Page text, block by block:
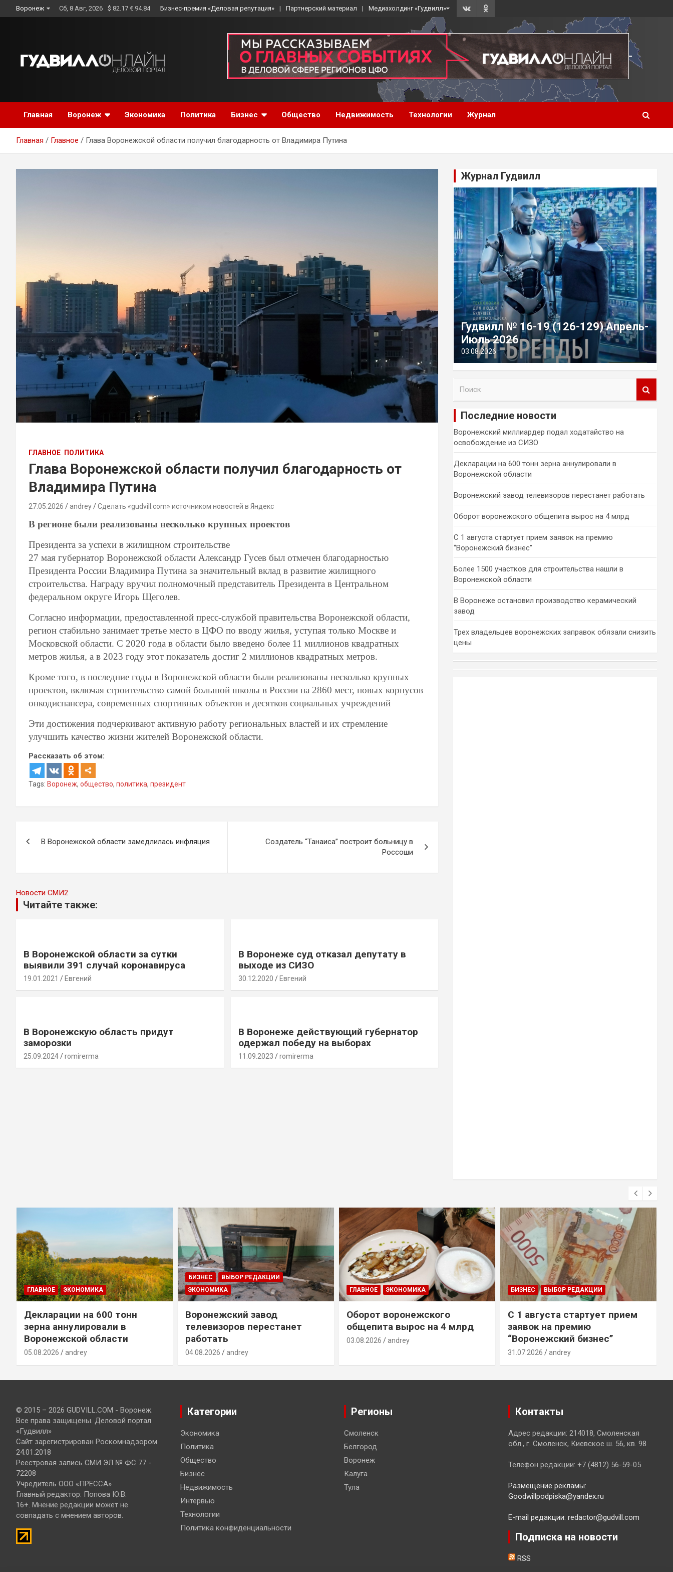
to
Воронеж Сб, 8 Авг, 2026 $ 82.17 € 94.84 Бизнес-премия «Деловая репутация» Партнерский материал Медиахолдинг «Гудвилл»
Главная Воронеж Экономика Политика Бизнес Общество Недвижимость Технологии Журнал
Главная Главное Глава Воронежской области получил благодарность от Владимира Путина
ГЛАВНОЕ ПОЛИТИКА
Глава Воронежской области получил благодарность от
Владимира Путина
27.05.2026 andrey Сделать «gudvill.com» источником новостей в Яндекс
В регионе были реализованы несколько крупных проектов
Президента за успехи в жилищном строительстве
27 мая губернатор Воронежской области Александр Гусев был отмечен благодарностью
Президента России Владимира Путина за значительный вклад в развитие жилищного
строительства. Награду вручил полномочный представитель Президента в Центральном
федеральном округе Игорь Щеголев.
Согласно информации, предоставленной пресс-службой правительства Воронежской области,
регион стабильно занимает третье место в ЦФО по вводу жилья, уступая только Москве и
Московской области. С 2020 года в области было введено более 11 миллионов квадратных
метров жилья, а в 2023 году этот показатель достиг 2 миллионов квадратных метров.
Кроме того, в последние годы в Воронежской области были реализованы несколько крупных
проектов, включая строительство самой большой школы в России на 2860 мест, новых корпусов
онкодиспансера, современных спортивных объектов и десятков социальных учреждений
Эти достижения подчеркивают активную работу региональных властей и их стремление
улучшить качество жизни жителей Воронежской области.
Рассказать об этом:
Tags: Воронеж, общество, политика, президент
записям
В Воронежской области замедлилась инфляция
Создатель “Танаиса” построит больницу в
Россоши
Новости СМИ2
Читайте также:
В Воронежской области за сутки
выявили 391 случай коронавируса
19.01.2021 Евгений
В Воронеже суд отказал депутату в
выходе из СИЗО
30.12.2020 Евгений
В Воронежскую область придут
заморозки
25.09.2024 romirerma
В Воронеже действующий губернатор
одержал победу на выборах
11.09.2023 romirerma
Журнал Гудвилл
Гудвилл № 16-19 (126-129) Апрель-
Июль 2026
03.08.2026
и
Последние новости
Воронежский миллиардер подал ходатайство на
освобождение из СИЗО
Декларации на 600 тонн зерна аннулировали в
Воронежской области
Воронежский завод телевизоров перестанет работать
Оборот воронежского общепита вырос на 4 млрд
С 1 августа стартует прием заявок на премию
“Воронежский бизнес”
Более 1500 участков для строительства нашли в
Воронежской области
В Воронеже остановил производство керамический
завод
Трех владельцев воронежских заправок обязали снизить
цены
ГЛАВНОЕ ЭКОНОМИКА
Декларации на 600 тонн
зерна аннулировали в
Воронежской области
05.08.2026 andrey
БИЗНЕС
ВЫБОР РЕДАКЦИИ
ЭКОНОМИКА
Воронежский завод
телевизоров перестанет
работать
04.08.2026 andrey
ГЛАВНОЕ ЭКОНОМИКА
Оборот воронежского
общепита вырос на 4 млрд
03.08.2026 andrey
БИЗНЕС ВЫБОР РЕДАКЦИИ
С 1 августа стартует прием
заявок на премию
“Воронежский бизнес”
31.07.2026 andrey
© 2015 – 2026 GUDVILL.COM - Воронеж.
Все права защищены. Деловой портал
«Гудвилл»
Сайт зарегистрирован Роскомнадзором
24.01.2018
Реестровая запись СМИ ЭЛ № ФС 77 -
72208
Учредитель ООО «ПРЕССА»
Главный редактор: Попова Ю.В.
16+. Мнение редакции может не
совпадать с мнением авторов.
Категории
Экономика
Политика
Общество
Бизнес
Недвижимость
Интервью
Технологии
Политика конфиденциальности
Регионы
Смоленск
Белгород
Воронеж
Калуга
Тула
Контакты
Адрес редакции: 214018, Смоленская
обл., г. Смоленск, Киевское ш. 56, кв. 98
Телефон редакции: +7 (4812) 56-59-05
Размещение рекламы:
Goodwillpodpiska@yandex.ru
E-mail редакции: redactor@gudvill.com
Подписка на новости
RSS